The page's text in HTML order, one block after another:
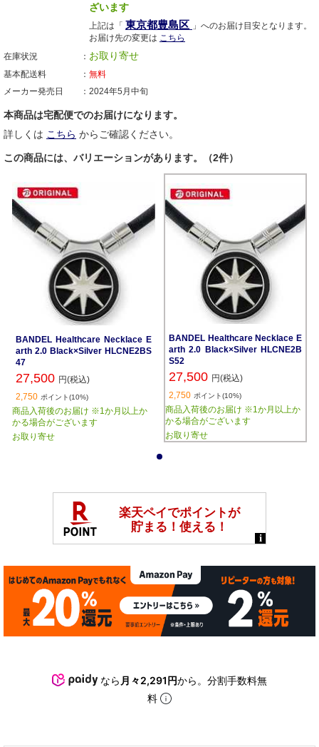
ざいます
上記は「 東京都豊島区 」へのお届け目安となります。
お届け先の変更は こちら
在庫状況
お取り寄せ
基本配送料
無料
メーカー発売日
2024年5月中旬
本商品は宅配便でのお届けになります。
詳しくは こちら からご確認ください。
この商品には、バリエーションがあります。（2件）
BANDEL Healthcare Necklace E
arth 2.0 Black×Silver HLCNE2BS
47
27,500 円(税込)
2,750 ポイント(10%)
商品入荷後のお届け ※1か月以上か
かる場合がございます
お取り寄せ
BANDEL Healthcare Necklace E
arth 2.0 Black×Silver HLCNE2B
S52
27,500 円(税込)
2,750 ポイント(10%)
商品入荷後のお届け ※1か月以上か
かる場合がございます
お取り寄せ
なら 月々2,291円から。分割手数料無
料